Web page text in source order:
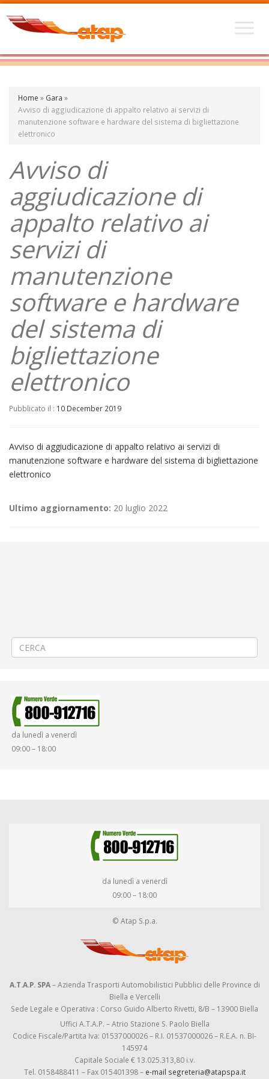
Home » Gara »
Avviso di aggiudicazione di appalto relativo ai servizi di
manutenzione software e hardware del sistema di bigliettazione
elettronico
Avviso di
aggiudicazione di
appalto relativo ai
servizi di
manutenzione
software e hardware
del sistema di
bigliettazione
elettronico
Pubblicato il : 10 December 2019
Avviso di aggiudicazione di appalto relativo ai servizi di
manutenzione software e hardware del sistema di bigliettazione
elettronico
Ultimo aggiornamento: 20 luglio 2022
da lunedì a venerdì
09:00 – 18:00
da lunedì a venerdì
09:00 – 18:00
© Atap S.p.a.
A.T.A.P. SPA– Azienda Trasporti Automobilistici Pubblici delle Province di
Biella e Vercelli
Sede Legale e Operativa : Corso Guido Alberto Rivetti, 8/B – 13900 Biella
Uffici A.T.A.P. – Atrio Stazione S. Paolo Biella
Codice Fiscale/Partita Iva: 01537000026 – R.I. 01537000026 – R.E.A. n. BI-
145974
Capitale Sociale € 13.025.313,80 i.v.
Tel. 0158488411 – Fax 015401398 – e-mail segreteria@atapspa.it